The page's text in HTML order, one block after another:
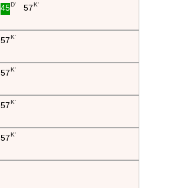
45D' 57K'
57 K'
57 K'
57 K'
57 K'